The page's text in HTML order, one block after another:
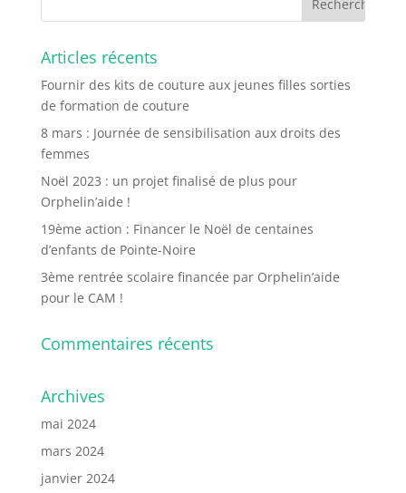
Articles récents
Fournir des kits de couture aux jeunes filles sorties
de formation de couture
8 mars : Journée de sensibilisation aux droits des
femmes
Noël 2023 : un projet finalisé de plus pour
Orphelin’aide !
19ème action : Financer le Noël de centaines
d’enfants de Pointe-Noire
3ème rentrée scolaire financée par Orphelin’aide
pour le CAM !
Commentaires récents
Archives
mai 2024
mars 2024
janvier 2024